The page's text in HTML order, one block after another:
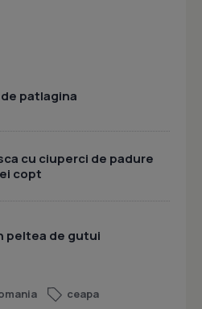
patlagina
cu ciuperci de padure
copt
peltea de gutui
ceapa